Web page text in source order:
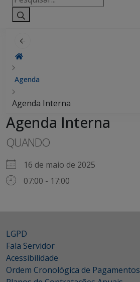
por:
Agenda
Agenda Interna
Agenda Interna
QUANDO
16 de maio de 2025
07:00 - 17:00
LGPD
Fala Servidor
Acessibilidade
Ordem Cronológica de Pagamentos